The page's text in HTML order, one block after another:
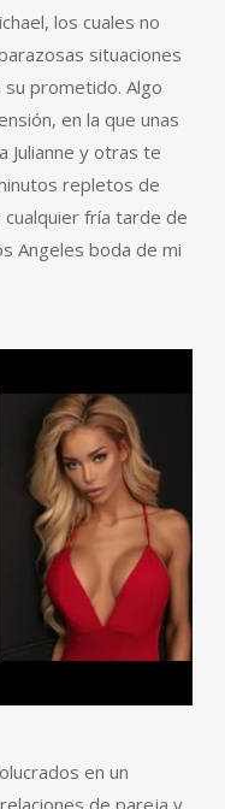
los cuales no
situaciones
prometido. Algo
en la que unas
Julianne y otras te
repletos de
fría tarde de
Angeles boda de mi
en un
de pareja y